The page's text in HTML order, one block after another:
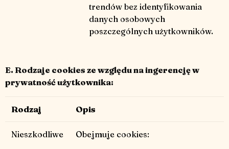
trendów bez identyfikowania
danych osobowych
poszczególnych użytkowników.
E. Rodzaje cookies ze względu na ingerencję w
prywatność użytkownika:
Rodzaj Opis
Nieszkodliwe
Obejmuje cookies: